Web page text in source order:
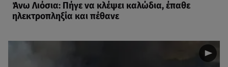
Άνω Λιόσια: Πήγε να κλέψει καλώδια, έπαθε
ηλεκτροπληξία και πέθανε